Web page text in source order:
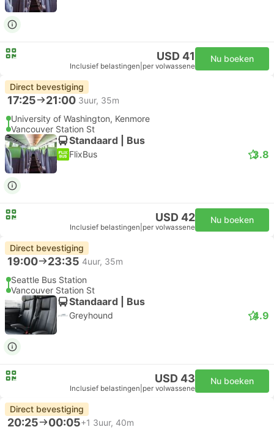
USD 41
Inclusief belastingen per volwassene
Nu boeken
Direct bevestiging
17:25 21:00 3uur, 35m
University of Washington, Kenmore
Vancouver Station St
Standaard | Bus
FlixBus 3.8
USD 42
Inclusief belastingen per volwassene
Nu boeken
Direct bevestiging
19:00 23:35 4uur, 35m
Seattle Bus Station
Vancouver Station St
Standaard | Bus
Greyhound 4.9
USD 43
Inclusief belastingen per volwassene
Nu boeken
Direct bevestiging
20:25 00:05+1 3uur, 40m